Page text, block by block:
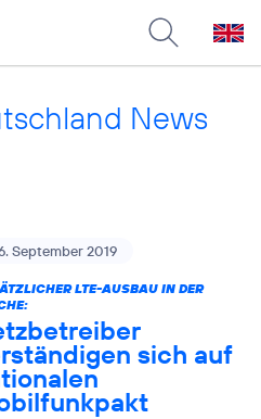
News
September 2019
LTE-AUSBAU IN DER
sich auf